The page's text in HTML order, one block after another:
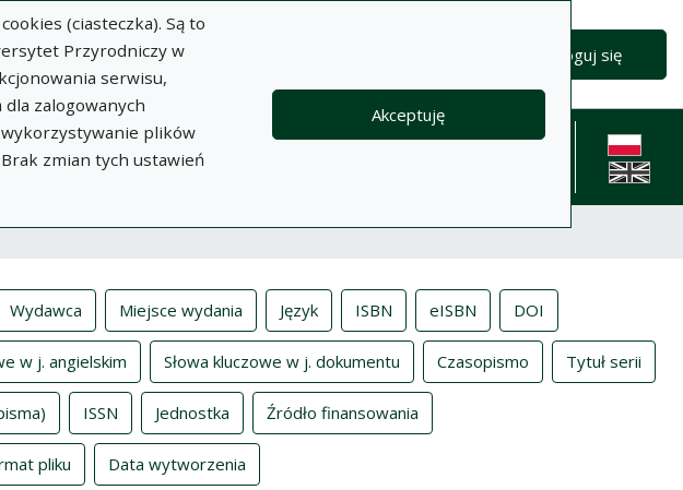
(ciasteczka). Są to
Przyrodniczy w
serwisu,
zalogowanych
plików
zmian tych ustawień
Akceptuję
Zaloguj się
Dokumenty Informacje Pomoc
Polityka
Kontakt
English
Wydawca Miejsce wydania Język ISBN eISBN DOI
w j. angielskim Słowa kluczowe w j. dokumentu Czasopismo Tytuł serii
ISSN Jednostka Źródło finansowania
pliku Data wytworzenia